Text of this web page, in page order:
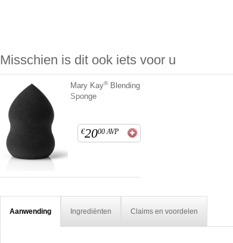
Misschien is dit ook iets voor u
Mary Kay®Blending
Sponge
€2000 AVP
Aanwending Ingrediënten Claims en voordelen